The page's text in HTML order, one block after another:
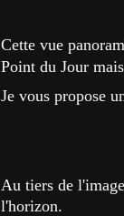
Cette vue
Point du Jour
Je vous propose
Au tiers de
l'horizon.